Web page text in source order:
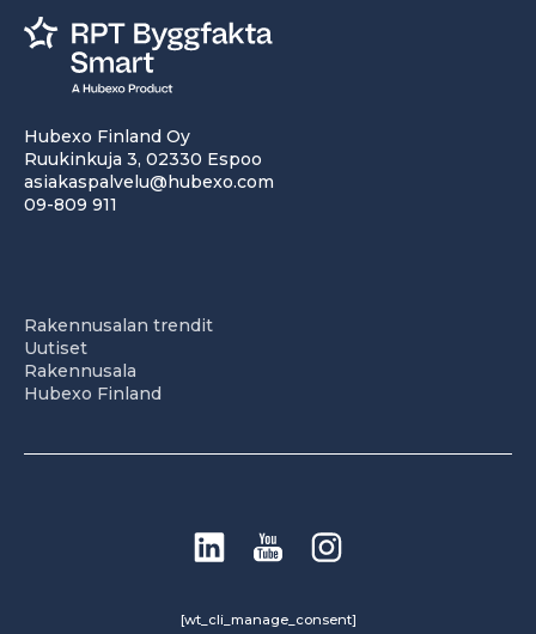
Hubexo Finland Oy
Ruukinkuja 3, 02330 Espoo
asiakaspalvelu@hubexo.com
09-809 911
Rakennusalan trendit
Uutiset
Rakennusala
Hubexo Finland
[wt_cli_manage_consent]